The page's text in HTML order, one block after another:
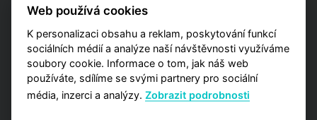
Potřebujete pro svá rozhodnutí pokročilejší
informace a poptáváte kromě globálních čísel
také detailnější data zaměřená na užší výběr
pražských lokalit? Vyzkoušejte naší aplikaci
Analýzy trhu, kde máte příležitost zakoupit
jednu z detailních analýz vypracovaných pro
Web používá cookies
K personalizaci obsahu a reklam, poskytování funkcí
sociálních médií a analýze naší návštěvnosti využíváme
soubory cookie. Informace o tom, jak náš web
používáte, sdílíme se svými partnery pro sociální
média, inzerci a analýzy.Zobrazit podrobnosti